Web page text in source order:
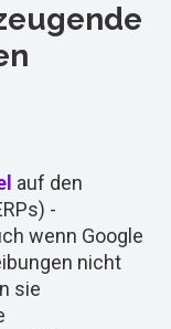
auf den
-
wenn Google
nicht
sie